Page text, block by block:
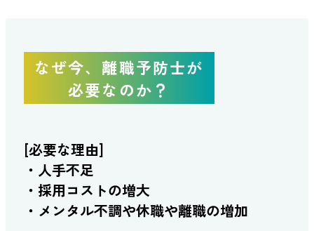
なぜ今、離職予防士が
必要なのか？
[必要な理由]
・人手不足
・採用コストの増大
・メンタル不調や休職や離職の増加